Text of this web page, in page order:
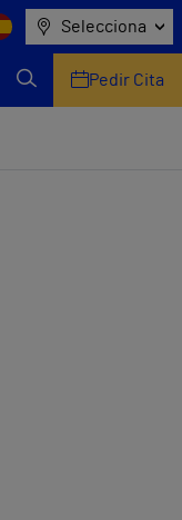
Selecciona
Pedir Cita